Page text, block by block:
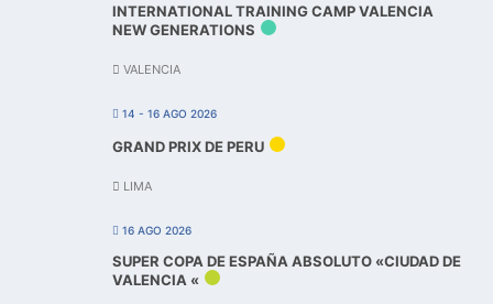
INTERNATIONAL TRAINING CAMP VALENCIA
NEW GENERATIONS
VALENCIA
14 - 16 AGO 2026
GRAND PRIX DE PERU
LIMA
16 AGO 2026
SUPER COPA DE ESPAÑA ABSOLUTO «CIUDAD DE
VALENCIA «